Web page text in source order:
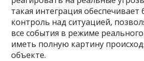
такая интеграция
контроль над ситуацией,
все события в режиме
иметь полную картину
объекте.